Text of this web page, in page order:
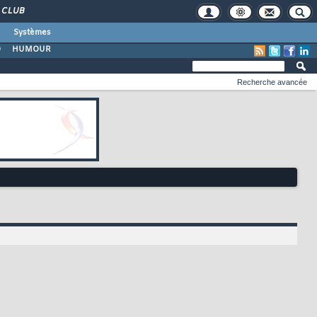
CLUB
Systèmes
HUMOUR
Recherche avancée